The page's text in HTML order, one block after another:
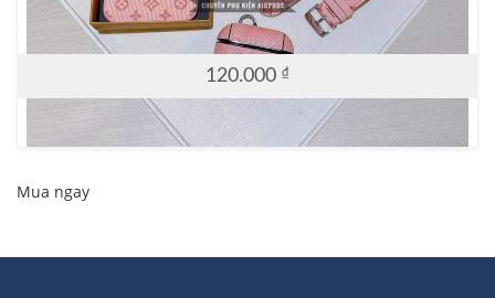
120.000 ₫
Mua ngay